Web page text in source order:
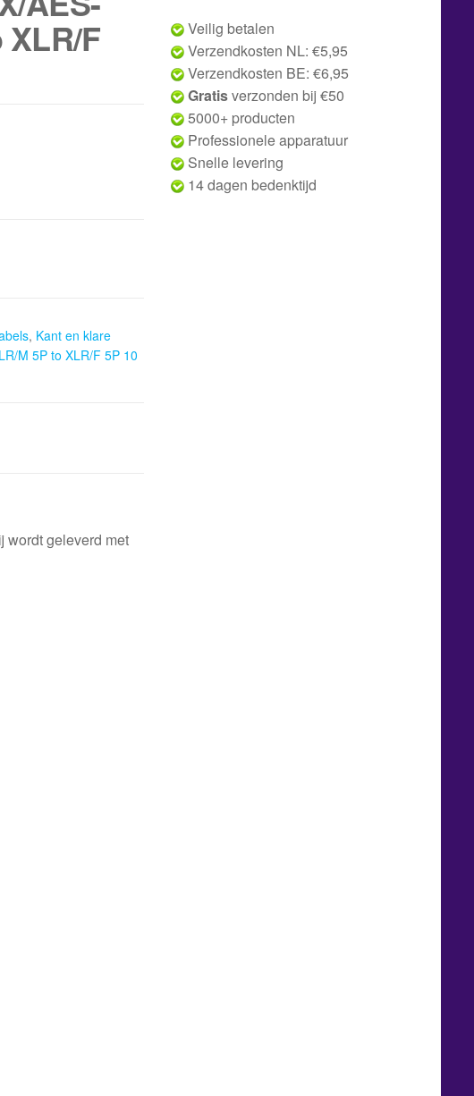
XLR/F
, Kant en klare
M 5P to XLR/F 5P 10
wordt geleverd met
Veilig betalen
Verzendkosten NL: €5,95
Verzendkosten BE: €6,95
Gratisverzonden bij €50
5000+ producten
Professionele apparatuur
Snelle levering
14 dagen bedenktijd